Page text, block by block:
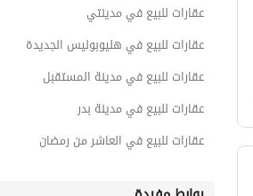
عقارات للبيع في مدينتي
عقارات للبيع في هليوبوليس الجديدة
عقارات للبيع في مدينة المستقبل
عقارات للبيع في مدينة بدر
عقارات للبيع في العاشر من رمضان